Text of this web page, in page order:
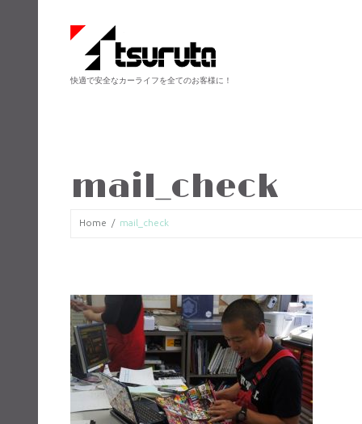
快適で安全なカーライフを全てのお客様に！
mail_check
Home mail_check